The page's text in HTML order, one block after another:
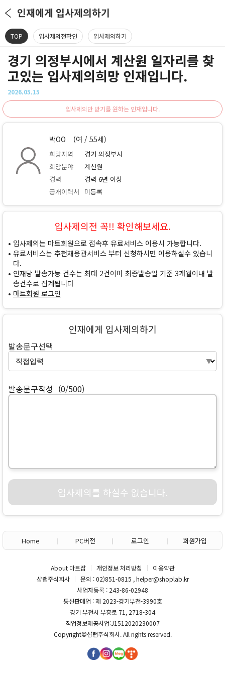
인재에게 입사제의하기
TOP 입사제의전확인 입사제의하기
경기 의정부시에서 계산원 일자리를 찾
고있는 입사제의희망 인재입니다.
2026.05.15
입사제의만 받기를 원하는 인재입니다.
박OO (여 / 55세)
희망지역
경기 의정부시
희망분야
계산원
경력
경력 6년 이상
공개이력서
미등록
입사제의전 꼭!! 확인해보세요.
입사제의는 마트회원으로 접속후 유료서비스 이용시 가능합니다.
유료서비스는 추천채용관서비스 부터 신청하시면 이용하실수 있습니
다.
인재당 발송가능 건수는 최대 2건이며 최종발송일 기준 3개월이내 발
송건수로 집계됩니다
마트회원 로그인
인재에게 입사제의하기
발송문구선택
발송문구작성 (0/500)
입사제의를 하실수 없습니다.
Home PC버전 로그인 회원가입
About 마트잡 개인정보 처리방침
이용약관
샵랩주식회사
문의 : 02)851-0815 , helper@shoplab.kr
사업자등록 : 243-86-02948
통신판매업 : 제 2023-경기부천-3990호
경기 부천시 부흥로 71, 2718-304
직업정보제공사업:J1512020230007
Copyright©샵랩주식회사. All rights reserved.